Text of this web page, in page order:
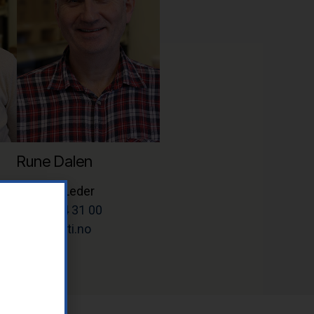
Rune Dalen
Teknisk Leder
Tlf: 37 14 31 00
rune@letti.no